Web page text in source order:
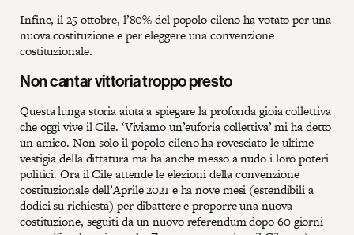
Infine, il 25 ottobre, l’80% del popolo cileno ha votato per una
nuova costituzione e per eleggere una convenzione
costituzionale.
Non cantar vittoria troppo presto
Questa lunga storia aiuta a spiegare la profonda gioia collettiva
che oggi vive il Cile. ‘Viviamo un’euforia collettiva’ mi ha detto
un amico. Non solo il popolo cileno ha rovesciato le ultime
vestigia della dittatura ma ha anche messo a nudo i loro poteri
politici. Ora il Cile attende le elezioni della convenzione
costituzionale dell’Aprile 2021 e ha nove mesi (estendibili a
dodici su richiesta) per dibattere e proporre una nuova
costituzione, seguiti da un nuovo referendum dopo 60 giorni